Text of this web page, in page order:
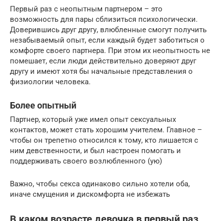
Первый раз с неопытным партнером – это
возможность для пары сблизиться психологически.
Доверившись друг другу, влюбленные смогут получить
незабываемый опыт, если каждый будет заботиться о
комфорте своего партнера. При этом их неопытность не
помешает, если люди действительно доверяют друг
другу и имеют хотя бы начальные представления о
физиологии человека.
Более опытный
Партнер, который уже имел опыт сексуальных
контактов, может стать хорошим учителем. Главное –
чтобы он трепетно относился к тому, кто лишается с
ним девственности, и был настроен помогать и
поддерживать своего возлюбленного (ую)
Важно, чтобы секса одинаково сильно хотели оба,
иначе смущения и дискомфорта не избежать